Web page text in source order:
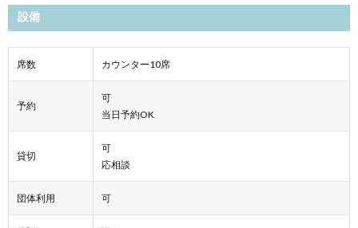
設備
席数 カウンター10席
予約
可
当日予約OK
貸切
可
応相談
団体利用 可